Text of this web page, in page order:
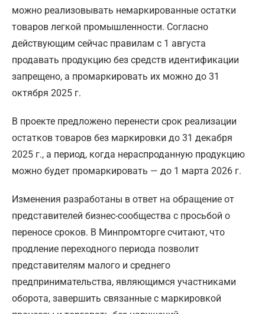
можно реализовывать немаркированные остатки
товаров легкой промышленности. Согласно
действующим сейчас правилам с 1 августа
продавать продукцию без средств идентификации
запрещено, а промаркировать их можно до 31
октября 2025 г.
В проекте предложено перенести срок реализации
остатков товаров без маркировки до 31 декабря
2025 г., а период, когда нераспроданную продукцию
можно будет промаркировать — до 1 марта 2026 г.
Изменения разработаны в ответ на обращение от
представителей бизнес-сообщества с просьбой о
переносе сроков. В Минпромторге считают, что
продление переходного периода позволит
представителям малого и среднего
предпринимательства, являющимся участниками
оборота, завершить связанные с маркировкой